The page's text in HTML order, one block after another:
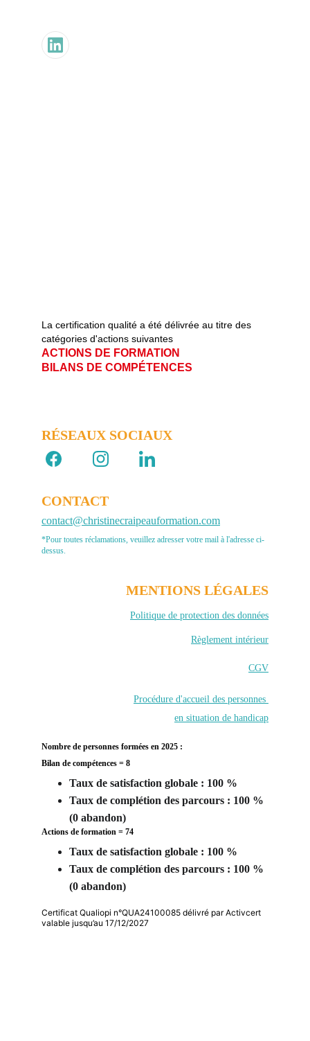
CONTACT
contact@christinecraipeauformation.com
RÉSEAUX SOCIAUX
Politique de protection des données
MENTIONS LÉGALES
Règlement intérieur
CGV
Procédure d'accueil des personnes
en situation de handicap
*Pour toutes réclamations, veuillez adresser votre mail à l'adresse ci-
dessus.
La certification qualité a été délivrée au titre des
catégories d'actions suivantes
ACTIONS DE FORMATION
BILANS DE COMPÉTENCES
Nombre de personnes formées en 2025 :
Bilan de compétences = 8
Taux de satisfaction globale : 100 %
Taux de complétion des parcours : 100 %
(0 abandon)
Actions de formation = 74
Taux de satisfaction globale : 100 %
Taux de complétion des parcours : 100 %
(0 abandon)
Certificat Qualiopi n°QUA24100085 délivré par Activcert
valable jusqu’au 17/12/2027